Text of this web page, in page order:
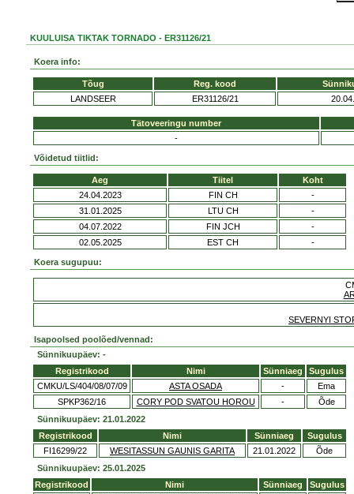
KUULUISA TIKTAK TORNADO - ER31126/21
Koera info:
Tõug Reg. kood
LANDSEER
ER31126/21
Tätoveeringu number
-
Võidetud tiitlid:
Aeg Tiitel
Koht
24.04.2023
FIN CH
-
31.01.2025
LTU CH
-
04.07.2022
FIN JCH
-
02.05.2025
EST CH -
Koera sugupuu:
SEVERNYI
Isapoolsed poolõed/vennad:
Sünnikuupäev: -
Registrikood
Nimi Sünniaeg
Sugulus
CMKU/LS/404/08/07/09
ASTA OSADA -
Ema
SPKP362/16
CORY POD SVATOU HOROU -
Õde
Sünnikuupäev: 21.01.2022
Registrikood
Nimi Sünniaeg
Sugulus
FI16299/22
WESITASSUN GAUNIS GARITA 21.01.2022
Õde
Sünnikuupäev: 25.01.2025
Registrikood
Nimi Sünniaeg
Sugulus